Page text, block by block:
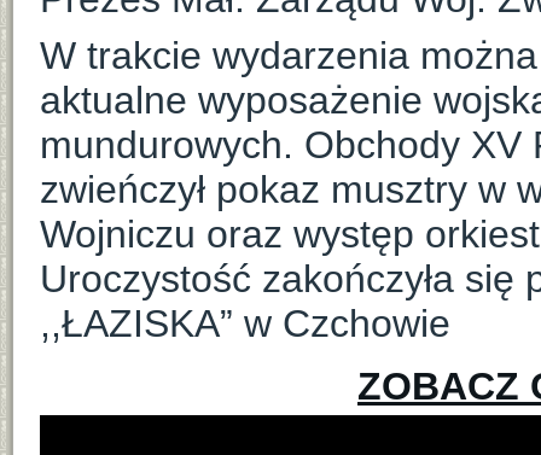
W trakcie wydarzenia
aktualne wyposażenie
mundurowych. Obchody
zwieńczył pokaz musztry w
Wojniczu oraz występ
Uroczystość zakończyła
,,ŁAZISKA” w Czchowie
ZOBACZ